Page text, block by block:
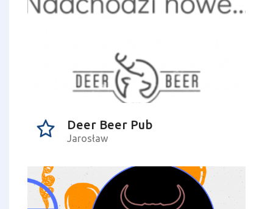
Deer Beer Pub
Jarosław